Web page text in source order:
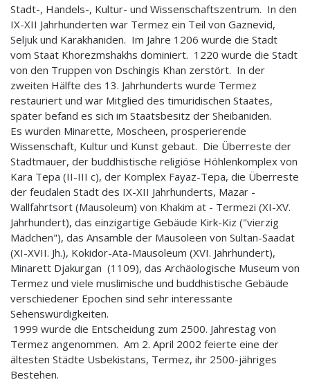
Stadt-, Handels-, Kultur- und Wissenschaftszentrum. In den
IX-XII Jahrhunderten war Termez ein Teil von Gaznevid,
Seljuk und Karakhaniden. Im Jahre 1206 wurde die Stadt
vom Staat Khorezmshakhs dominiert. 1220 wurde die Stadt
von den Truppen von Dschingis Khan zerstört. In der
zweiten Hälfte des 13. Jahrhunderts wurde Termez
restauriert und war Mitglied des timuridischen Staates,
später befand es sich im Staatsbesitz der Sheibaniden.
Es wurden Minarette, Moscheen, prosperierende
Wissenschaft, Kultur und Kunst gebaut. Die Überreste der
Stadtmauer, der buddhistische religiöse Höhlenkomplex von
Kara Tepa (II-III c), der Komplex Fayaz-Tepa, die Überreste
der feudalen Stadt des IX-XII Jahrhunderts, Mazar -
Wallfahrtsort (Mausoleum) von Khakim at - Termezi (XI-XV.
Jahrhundert), das einzigartige Gebäude Kirk-Kiz ("vierzig
Mädchen"), das Ansamble der Mausoleen von Sultan-Saadat
(XI-XVII. Jh.), Kokidor-Ata-Mausoleum (XVI. Jahrhundert),
Minarett Djakurgan (1109), das Archäologische Museum von
Termez und viele muslimische und buddhistische Gebäude
verschiedener Epochen sind sehr interessante
Sehenswürdigkeiten.
1999 wurde die Entscheidung zum 2500. Jahrestag von
Termez angenommen. Am 2. April 2002 feierte eine der
ältesten Städte Usbekistans, Termez, ihr 2500-jähriges
Bestehen.